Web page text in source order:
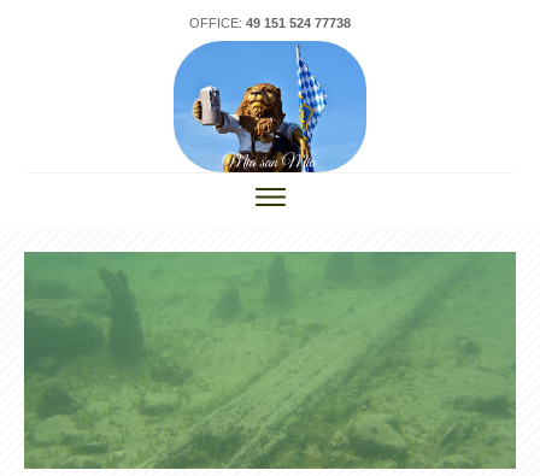
OFFICE: 49 151 524 77738